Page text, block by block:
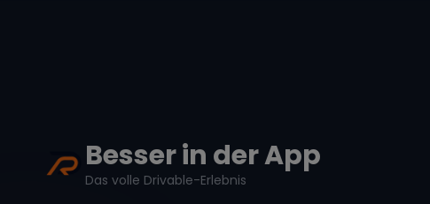
Besser in der App
Das volle Drivable-Erlebnis